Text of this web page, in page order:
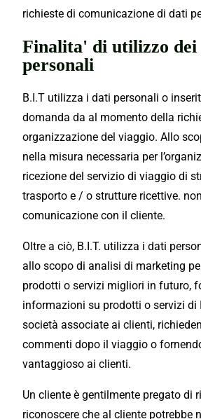
richieste di comunicazione di dati
Finalita' di utilizzo
personali
B.I.T utilizza i dati personali o
domanda da al momento della
organizzazione del viaggio. Allo
nella misura necessaria per
ricezione del servizio di viaggio di
trasporto e / o strutture ricettive.
comunicazione con il cliente.
Oltre a ciò, B.I.T. utilizza i dati
allo scopo di analisi di marketing
prodotti o servizi migliori in futuro,
informazioni su prodotti o servizi di
società associate ai clienti,
commenti dopo il viaggio o
vantaggioso ai clienti.
Un cliente è gentilmente pregato di
riconoscere che al cliente potrebbe